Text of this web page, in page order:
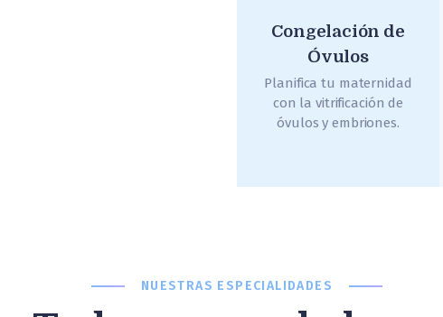
Congelación de
Óvulos
Planifica tu maternidad
con la vitrificación de
óvulos y embriones.
NUESTRAS ESPECIALIDADES